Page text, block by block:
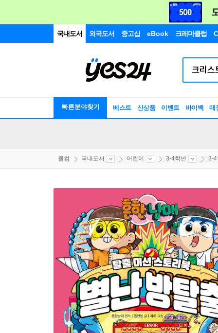
국내도서 외국도서 중고샵 eBook 크레마클럽
빠른분야찾기 베스트 신상품 이벤트 바이백 매
웰컴 국내도서 어린이 3-4학년 3-4